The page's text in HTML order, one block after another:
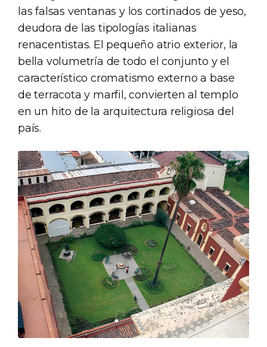
las falsas ventanas y los cortinados de yeso,
deudora de las tipologías italianas
renacentistas. El pequeño atrio exterior, la
bella volumetría de todo el conjunto y el
característico cromatismo externo a base
de terracota y marfil, convierten al templo
en un hito de la arquitectura religiosa del
país.